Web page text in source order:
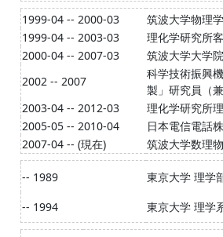
1999-04 -- 2000-03
筑波大学物理
1999-04 -- 2003-03
理化学研究所
2000-04 -- 2007-03
筑波大学大学
2002 -- 2007
科学技術振興
製」研究員（兼
2003-04 -- 2012-03
理化学研究所
2005-05 -- 2010-04
日本電信電話
2007-04 -- (現在)
筑波大学数理
-- 1989
東京大学 理学
-- 1994
東京大学 理学